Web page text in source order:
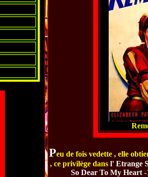
Peu de fois vedette , elle
, ce privilège dans l' Etrange
So Dear To My Heart -